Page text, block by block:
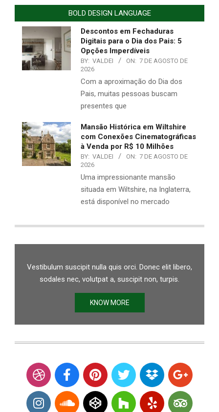
BOLD DESIGN LANGUAGE
Descontos em Fechaduras
Digitais para o Dia dos Pais: 5
Opções Imperdíveis
BY: VALDEI ON: 7 DE AGOSTO DE
2026
Com a aproximação do Dia dos
Pais, muitas pessoas buscam
presentes que
Mansão Histórica em Wiltshire
com Conexões Cinematográficas
à Venda por R$ 10 Milhões
BY: VALDEI ON: 7 DE AGOSTO DE
2026
Uma impressionante mansão
situada em Wiltshire, na Inglaterra,
está disponível no mercado
Vestibulum suscipit nulla quis orci. Donec elit libero,
sodales nec, volutpat a, suscipit non, turpis.
KNOW MORE